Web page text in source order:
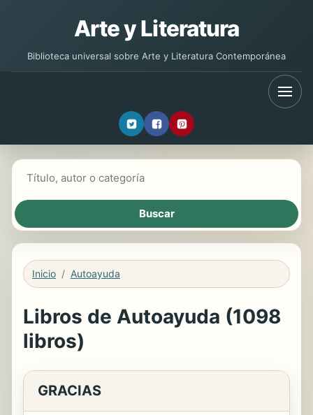
Arte y Literatura
Biblioteca universal sobre Arte y Literatura Contemporánea
Inicio Autoayuda
Libros de Autoayuda (1098
libros)
GRACIAS